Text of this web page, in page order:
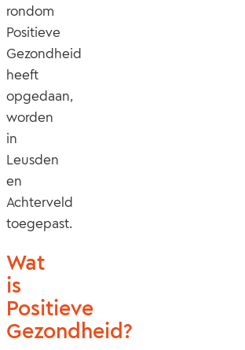
rondom
Positieve
Gezondheid
heeft
opgedaan,
worden
in
Leusden
en
Achterveld
toegepast.
Wat
is
Positieve
Gezondheid?